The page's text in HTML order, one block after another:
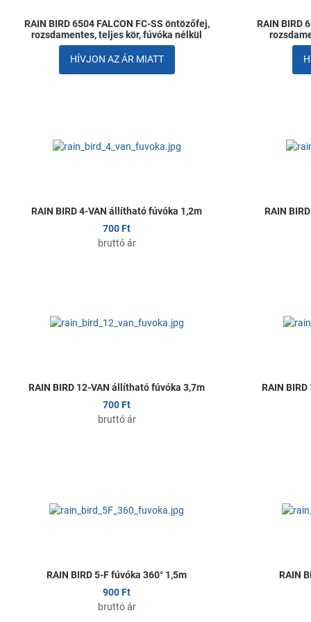
RAIN BIRD 6504 FALCON FC-SS öntözőfej,
rozsdamentes, teljes kör, fúvóka nélkül
HÍVJON AZ ÁR MIATT
RAIN BIRD
Összehasonlítom
RAIN BIRD 4-VAN állítható fúvóka 1,2m
700 Ft
bruttó ár
RAIN
Összehasonlítom
RAIN BIRD 12-VAN állítható fúvóka 3,7m
700 Ft
bruttó ár
RAIN
Összehasonlítom
RAIN BIRD 5-F fúvóka 360° 1,5m
900 Ft
bruttó ár
RAIN